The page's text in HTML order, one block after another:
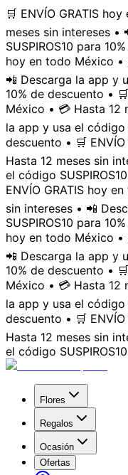
🛒 ENVÍO GRATIS
meses sin intereses •
SUSPIROS10 para
hoy en todo México •
📲 Descarga la app y
10% de descuento •
México • 💳 Hasta 12
la app y usa el código
descuento • 🛒
Hasta 12 meses sin
el código
ENVÍO GRATIS hoy
sin intereses • 📲
SUSPIROS10 para
hoy en todo México •
📲 Descarga la app y
10% de descuento •
México • 💳 Hasta 12
la app y usa el código
descuento • 🛒
Hasta 12 meses sin
el código
Flores
Regalos
Ocasión
Ofertas